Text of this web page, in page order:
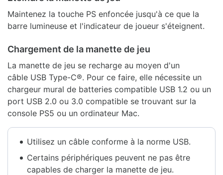
Maintenez la touche PS enfoncée jusqu'à ce que la
barre lumineuse et l'indicateur de joueur s'éteignent.
Chargement de la manette de jeu
La manette de jeu se recharge au moyen d'un
câble USB Type-C®. Pour ce faire, elle nécessite un
chargeur mural de batteries compatible USB 1.2 ou un
port USB 2.0 ou 3.0 compatible se trouvant sur la
console PS5 ou un ordinateur Mac.
Utilisez un câble conforme à la norme USB.
Certains périphériques peuvent ne pas être
capables de charger la manette de jeu.